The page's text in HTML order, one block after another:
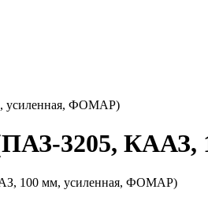
усиленная, ФОМАР)
(ПАЗ-3205,